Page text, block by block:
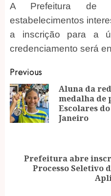
A Prefeitura de
estabelecimentos
a inscrição para a
credenciamento será
Post
navigation
Previous
Aluna da
medalha de
Escolares
Janeiro
Next
Prefeitura abre
Processo Seletivo